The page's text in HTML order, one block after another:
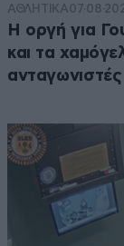
ΑΘΛΗΤΙΚΑ
Η οργή για
και τα
ανταγωνιστές